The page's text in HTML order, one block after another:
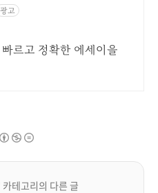
광고
르고 정확한 에세이을
카테고리의 다른 글